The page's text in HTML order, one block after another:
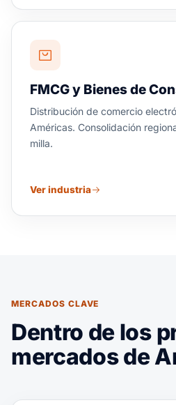
FMCG y Bienes de
Distribución de comercio
Américas. Consolidación
milla.
Ver industria
MERCADOS CLAVE
Dentro de los
mercados de